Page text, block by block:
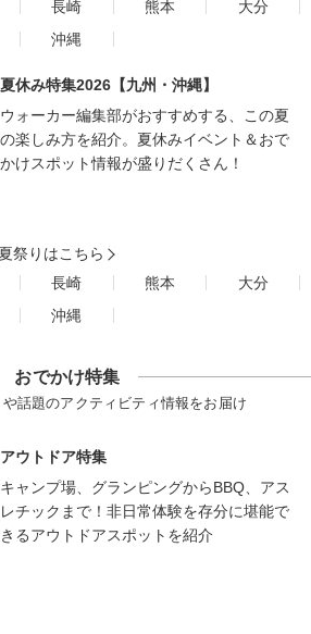
長崎 熊本
大分
沖縄
夏休み特集2026【九州・沖縄】
ウォーカー編集部がおすすめする、この夏
の楽しみ方を紹介。夏休みイベント＆おで
かけスポット情報が盛りだくさん！
祭りはこちら
長崎 熊本
大分
沖縄
おでかけ特集
話題のアクティビティ情報をお届け
アウトドア特集
キャンプ場、グランピングからBBQ、アス
レチックまで！非日常体験を存分に堪能で
きるアウトドアスポットを紹介